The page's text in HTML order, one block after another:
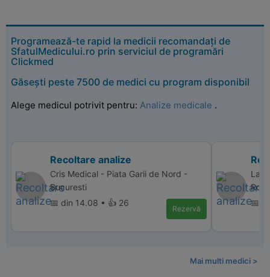
Programează-te rapid la medicii recomandați de
SfatulMedicului.ro prin serviciul de programări
Clickmed
Găsești peste 7500 de medici cu program disponibil
Alege medicul potrivit pentru: Analize medicale .
Recoltare analize
Cris Medical - Piata Garii de Nord -
Bucuresti
📅 din 14.08 • 👍 26
Rezervă
📅
Mai multi medici >